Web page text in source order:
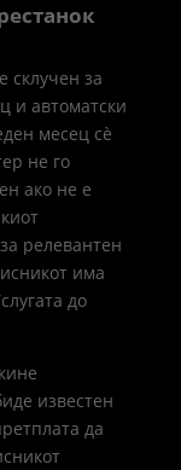
склучен за
и автоматски
месец сѐ
не го
ако не е
релевантен
има
до
известен
да